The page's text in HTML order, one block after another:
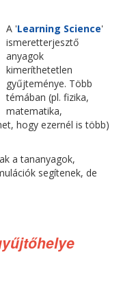
A 'Learning Science'
ismeretterjesztő
anyagok
kimeríthetetlen
gyűjteménye. Több
témában (pl. fizika,
matematika,
hogy ezernél is több)
a tananyagok,
segítenek, de